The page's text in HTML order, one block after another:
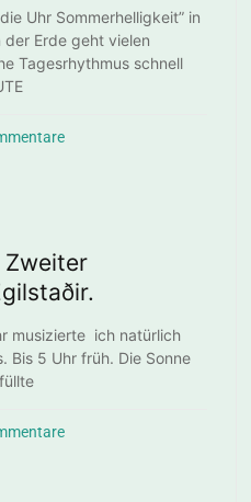
Uhr Sommerhelligkeit” in
der Erde geht vielen
Tagesrhythmus schnell
Zweiter
musizierte ich natürlich
Bis 5 Uhr früh. Die Sonne